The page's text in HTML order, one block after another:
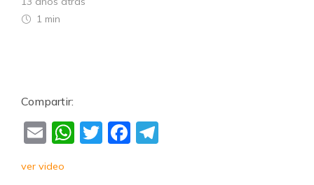
1 min
Compartir:
EmailWhatsApp
TwitterFacebook
ver video